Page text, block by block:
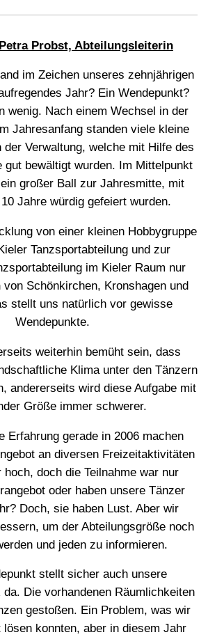
Probst, Abteilungsleiterin
im Zeichen unseres zehnjährigen
Jahr? Ein Wendepunkt?
wenig. Nach einem Wechsel in der
Jahresanfang standen viele kleine
der Verwaltung, welche mit Hilfe des
gut bewältigt wurden. Im Mittelpunkt
großer Ball zur Jahresmitte, mit
Jahre würdig gefeiert wurden.
von einer kleinen Hobbygruppe
Tanzsportabteilung und zur
im Kieler Raum nur
Schönkirchen, Kronshagen und
stellt uns natürlich vor gewisse
Wendepunkte.
weiterhin bemüht sein, dass
Klima unter den Tänzern
andererseits wird diese Aufgabe mit
Größe immer schwerer.
Erfahrung gerade in 2006 machen
an diversen Freizeitaktivitäten
doch die Teilnahme war nur
oder haben unsere Tänzer
Doch, sie haben Lust. Aber wir
um der Abteilungsgröße noch
und jeden zu informieren.
stellt sicher auch unsere
da. Die vorhandenen Räumlichkeiten
gestoßen. Ein Problem, was wir
lösen konnten, aber in diesem Jahr